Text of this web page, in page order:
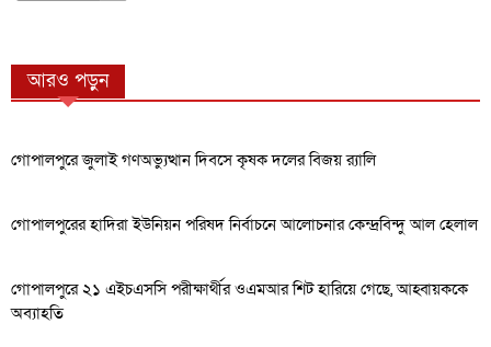
আরও পড়ুন
গোপালপুরে জুলাই গণঅভ্যুত্থান দিবসে কৃষক দলের বিজয় র‍্যালি
গোপালপুরের হাদিরা ইউনিয়ন পরিষদ নির্বাচনে আলোচনার কেন্দ্রবিন্দু আল হেলাল
গোপালপুরে ২১ এইচএসসি পরীক্ষার্থীর ওএমআর শিট হারিয়ে গেছে, আহ্বায়ককে
অব্যাহতি